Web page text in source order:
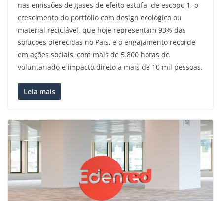
nas emissões de gases de efeito estufa de escopo 1, o
crescimento do portfólio com design ecológico ou
material reciclável, que hoje representam 93% das
soluções oferecidas no País, e o engajamento recorde
em ações sociais, com mais de 5.800 horas de
voluntariado e impacto direto a mais de 10 mil pessoas.
Leia mais